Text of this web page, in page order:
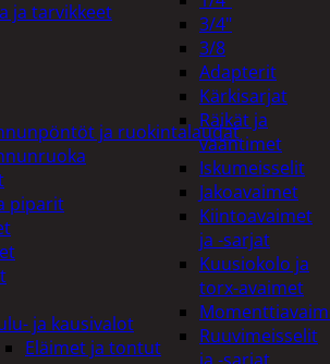
3/4"
3/8
Adapterit
Kärkisarjat
Räikät ja
vääntimet
Iskumeisselit
Jakoavaimet
Kiintoavaimet
ja -sarjat
Kuusiokolo ja
torx-avaimet
Ruuvimeisselit
ja tarvikkeet
ja ruokintalaudat
piparit
ja kausivalot
Eläimet ja tontut